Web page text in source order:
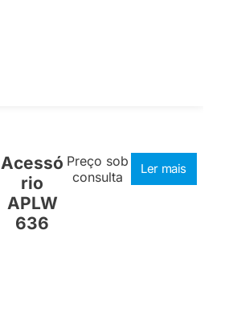
Acessó
rio
APLW
636
Preço sob
consulta
Ler mais